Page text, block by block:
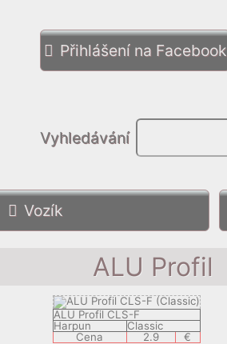
Přihlášení na Facebook
Vyhledávání
Vozík
ALU Profil
ALU Profil CLS-F
Harpun
Classic
Cena
2.9 €